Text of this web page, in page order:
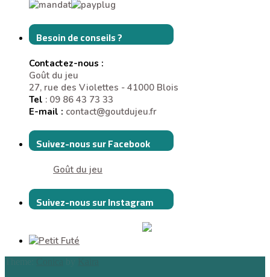
Besoin de conseils ?
Contactez-nous :
Goût du jeu
27, rue des Violettes - 41000 Blois
Tel : 09 86 43 73 33
E-mail : contact@goutdujeu.fr
Suivez-nous sur Facebook
Goût du jeu
Suivez-nous sur Instagram